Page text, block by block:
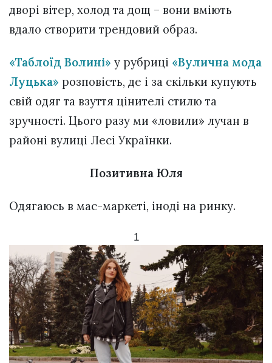
дворі вітер, холод та дощ – вони вміють
вдало створити трендовий образ.
«Таблоїд Волині» у рубриці «Вулична мода
Луцька» розповість, де і за скільки купують
свій одяг та взуття цінителі стилю та
зручності. Цього разу ми «ловили» лучан в
районі вулиці Лесі Українки.
Позитивна Юля
Одягаюсь в мас-маркеті, іноді на ринку.
1